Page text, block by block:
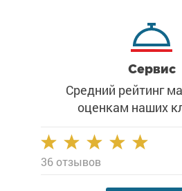
Сервис
Средний рейтинг
оценкам наших
36 отзывов